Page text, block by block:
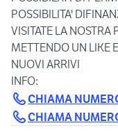
POSSIBILITA'
VISITATE LA NOSTRA
METTENDO UN LIKE
NUOVI ARRIVI
CHIAMA
CHIAMA